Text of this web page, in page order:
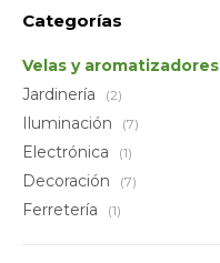
Categorías
Velas y aromatizadores
Jardinería (2)
Iluminación (7)
Electrónica (1)
Decoración (7)
Ferretería (1)